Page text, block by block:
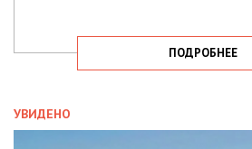
ПОДРОБНЕЕ
УВИДЕНО